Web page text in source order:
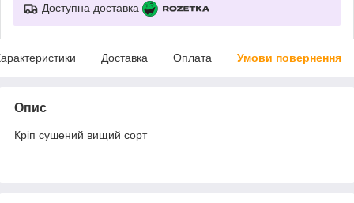
Доступна доставка
Доставка Оплата Умови повернення
Опис
Кріп сушений вищий сорт